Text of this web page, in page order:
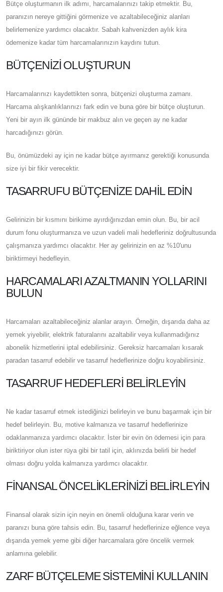
Bütçe oluşturmanın ilk adımı, harcamalarınızı takip etmektir. Bu,
paranızın nereye gittiğini görmenize ve azaltabileceğiniz alanları
belirlemenize yardımcı olacaktır. Sabah kahvenizden aylık kira
ödemenize kadar tüm harcamalarınızın kaydını tutun.
BÜTÇENIZI OLUŞTURUN
Harcamalarınızı kaydettikten sonra, bütçenizi oluşturma zamanı.
Harcama alışkanlıklarınızı fark edin ve buna göre bir bütçe oluşturun.
Yeni bir ayın ilk gününde bir makbuz alın ve geçen ay ne kadar
harcadığınızı görün.
Bu, önümüzdeki ay için ne kadar bütçe ayırmanız gerektiği konusunda
size iyi bir fikir verecektir.
TASARRUFU BÜTÇENIZE DAHIL EDIN
Gelirinizin bir kısmını birikime ayırdığınızdan emin olun. Bu, bir acil
durum fonu oluşturmanıza ve uzun vadeli mali hedefleriniz doğrultusunda
çalışmanıza yardımcı olacaktır. Her ay gelirinizin en az %10'unu
biriktirmeyi hedefleyin.
HARCAMALARI AZALTMANIN YOLLARINI
BULUN
Harcamaları azaltabileceğiniz alanlar arayın. Örneğin, dışarıda daha az
yemek yiyebilir, elektrik faturalarını azaltabilir veya kullanmadığınız
abonelik hizmetlerini iptal edebilirsiniz. Gereksiz harcamaları kısarak
paradan tasarruf edebilir ve tasarruf hedeflerinize doğru koyabilirsiniz.
TASARRUF HEDEFLERI BELIRLEYIN
Ne kadar tasarruf etmek istediğinizi belirleyin ve bunu başarmak için bir
hedef belirleyin. Bu, motive kalmanıza ve tasarruf hedeflerinize
odaklanmanıza yardımcı olacaktır. İster bir evin ön ödemesi için para
biriktiriyor olun ister rüya gibi bir tatil için, aklınızda belirli bir hedef
olması doğru yolda kalmanıza yardımcı olacaktır.
FINANSAL ÖNCELIKLERINIZI BELIRLEYIN
Finansal olarak sizin için neyin en önemli olduğuna karar verin ve
paranızı buna göre tahsis edin. Bu, tasarruf hedeflerinize eğlence veya
dışarıda yemek yeme gibi diğer harcamalara göre öncelik vermek
anlamına gelebilir.
ZARF BÜTÇELEME SISTEMINI KULLANIN